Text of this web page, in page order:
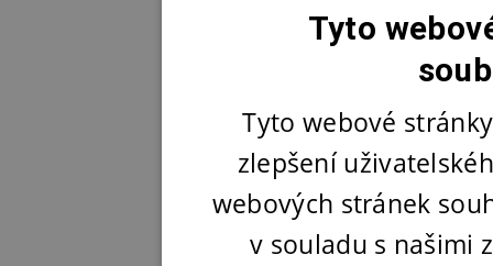
Tyto
Tyto webové
zlepšení
webových stránek
v souladu s našimi